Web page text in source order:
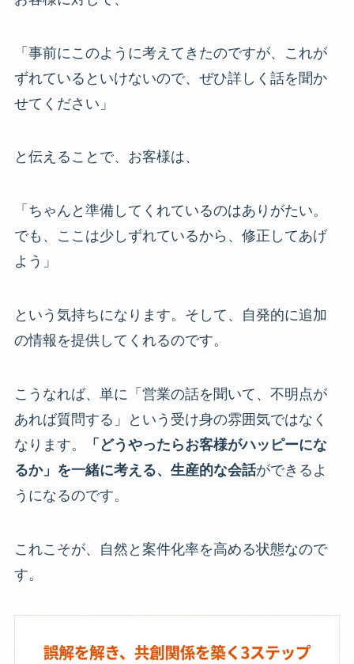
「事前にこのように考えてきたのですが、これが
ずれているといけないので、ぜひ詳しく話を聞か
せてください」
と伝えることで、お客様は、
「ちゃんと準備してくれているのはありがたい。
でも、ここは少しずれているから、修正してあげ
よう」
という気持ちになります。そして、自発的に追加
の情報を提供してくれるのです。
こうなれば、単に「営業の話を聞いて、不明点が
あれば質問する」という受け身の雰囲気ではなく
なります。
「どうやったらお客様がハッピーにな
るか」を一緒に考える、生産的な会話ができるよ
うになるのです。
これこそが、自然と案件化率を高める状態なので
す。